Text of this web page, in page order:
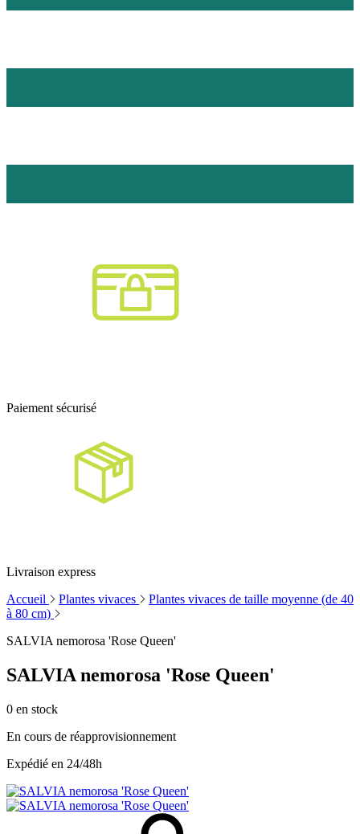
Paiement sécurisé
Livraison express
Accueil
Plantes vivaces
Plantes vivaces de taille moyenne (de 40
à 80 cm)
SALVIA nemorosa 'Rose Queen'
SALVIA nemorosa 'Rose Queen'
0 en stock
En cours de réapprovisionnement
Expédié en 24/48h